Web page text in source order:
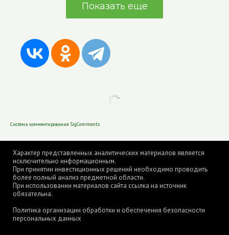
Показать еще
Система комментирования SigComments
Характер представленных аналитических материалов является
исключительно информационным.
При принятии инвестиционных решений необходимо проводить
более полный анализ предметной области.
При использовании материалов сайта ссылка на источник
обязательна.
Политика организации обработки и обеспечения безопасности
персональных данных